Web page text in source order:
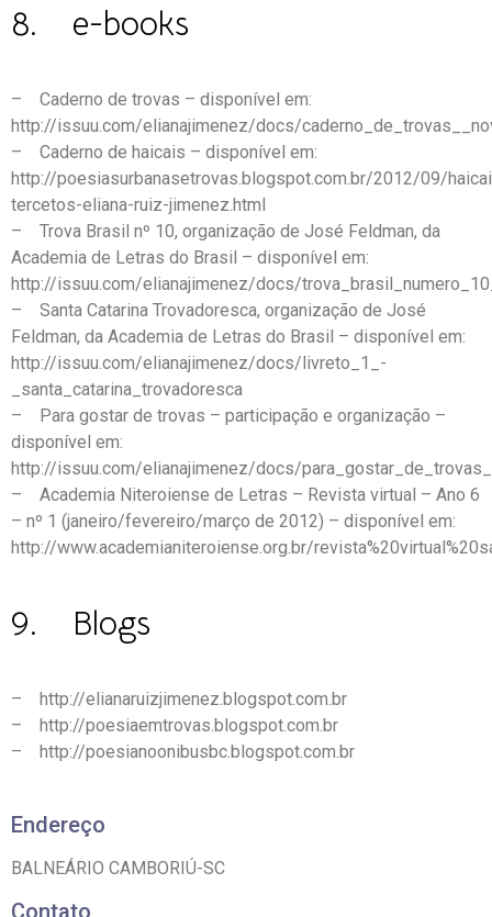
8. e-books
– Caderno de trovas – disponível em:
http://issuu.com/elianajimenez/docs/
– Caderno de haicais – disponível em:
http://poesiasurbanasetrovas.blogspot.com.br/2012/09/
tercetos-eliana-ruiz-jimenez.html
– Trova Brasil nº 10, organização de José Feldman, da
Academia de Letras do Brasil – disponível em:
http://issuu.com/elianajimenez/docs/
– Santa Catarina Trovadoresca, organização de José
Feldman, da Academia de Letras do Brasil – disponível em:
http://issuu.com/elianajimenez/docs/livreto_1_-
_santa_catarina_trovadoresca
– Para gostar de trovas – participação e organização –
disponível em:
http://issuu.com/elianajimenez/docs/
– Academia Niteroiense de Letras – Revista virtual – Ano 6
– nº 1 (janeiro/fevereiro/março de 2012) – disponível em:
http://www.academianiteroiense.org.br/
9. Blogs
– http://elianaruizjimenez.blogspot.com.br
– http://poesiaemtrovas.blogspot.com.br
– http://poesianoonibusbc.blogspot.com.br
Endereço
BALNEÁRIO CAMBORIÚ-SC
Contato